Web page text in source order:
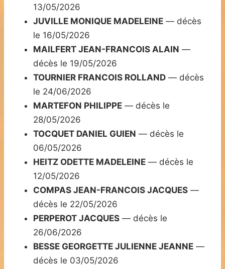
13/05/2026
JUVILLE MONIQUE MADELEINE — décès
le 16/05/2026
MAILFERT JEAN-FRANCOIS ALAIN —
décès le 19/05/2026
TOURNIER FRANCOIS ROLLAND — décès
le 24/06/2026
MARTEFON PHILIPPE — décès le
28/05/2026
TOCQUET DANIEL GUIEN — décès le
06/05/2026
HEITZ ODETTE MADELEINE — décès le
12/05/2026
COMPAS JEAN-FRANCOIS JACQUES —
décès le 22/05/2026
PERPEROT JACQUES — décès le
26/06/2026
BESSE GEORGETTE JULIENNE JEANNE —
décès le 03/05/2026